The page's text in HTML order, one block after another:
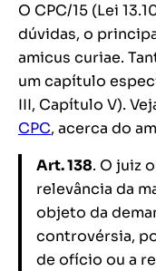
O CPC/15 (Lei
dúvidas, o
amicus curiae.
um capítulo
III, Capítulo V).
CPC, acerca do
Art. 138. O juiz
relevância da
objeto da
controvérsia,
de ofício ou a